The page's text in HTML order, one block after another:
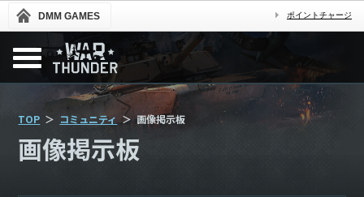
DMM GAMES ポイントチャージ
TOP コミュニティ 画像掲示板
画像掲示板